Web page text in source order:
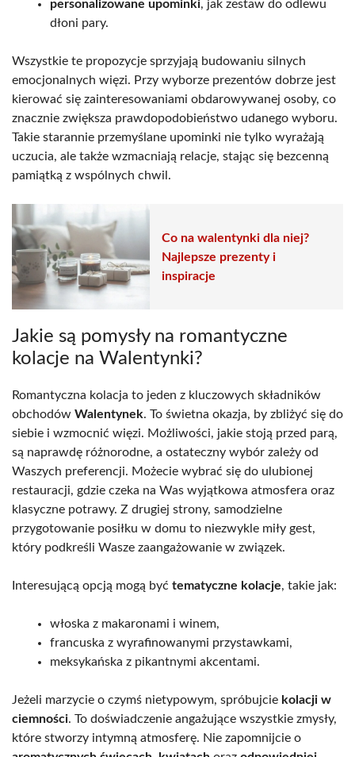
personalizowane upominki, jak zestaw do odlewu
dłoni pary.
Wszystkie te propozycje sprzyjają budowaniu silnych
emocjonalnych więzi. Przy wyborze prezentów dobrze jest
kierować się zainteresowaniami obdarowywanej osoby, co
znacznie zwiększa prawdopodobieństwo udanego wyboru.
Takie starannie przemyślane upominki nie tylko wyrażają
uczucia, ale także wzmacniają relacje, stając się bezcenną
pamiątką z wspólnych chwil.
Co na walentynki dla niej?
Najlepsze prezenty i
inspiracje
Jakie są pomysły na romantyczne
kolacje na Walentynki?
Romantyczna kolacja to jeden z kluczowych składników
obchodów Walentynek. To świetna okazja, by zbliżyć się do
siebie i wzmocnić więzi. Możliwości, jakie stoją przed parą,
są naprawdę różnorodne, a ostateczny wybór zależy od
Waszych preferencji. Możecie wybrać się do ulubionej
restauracji, gdzie czeka na Was wyjątkowa atmosfera oraz
klasyczne potrawy. Z drugiej strony, samodzielne
przygotowanie posiłku w domu to niezwykle miły gest,
który podkreśli Wasze zaangażowanie w związek.
Interesującą opcją mogą być tematyczne kolacje, takie jak:
włoska z makaronami i winem,
francuska z wyrafinowanymi przystawkami,
meksykańska z pikantnymi akcentami.
Jeżeli marzycie o czymś nietypowym, spróbujcie kolacji w
ciemności. To doświadczenie angażujące wszystkie zmysły,
które stworzy intymną atmosferę. Nie zapomnijcie o